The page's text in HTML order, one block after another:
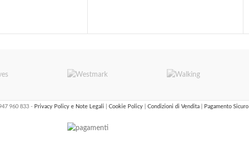
960 833 - Privacy Policy e Note Legali Cookie Policy Condizioni di Vendita Pagamento Sicuro